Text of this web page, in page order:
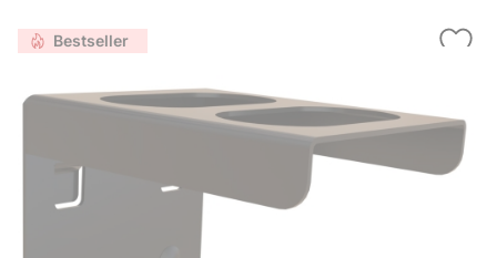
Bestseller